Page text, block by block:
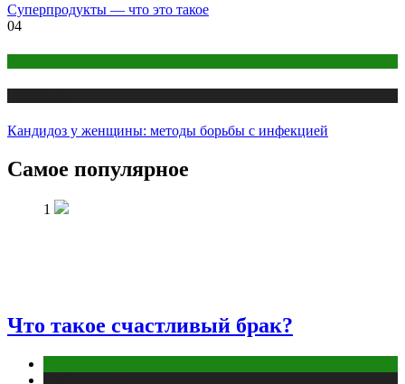
Суперпродукты — что это такое
04
Кандидоз у женщины: методы борьбы с инфекцией
Самое популярное
1
Что такое счастливый брак?